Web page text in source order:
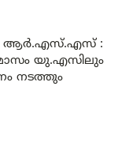
ആർ.എസ്.എസ് :
യു.എസിലും
നടത്തും